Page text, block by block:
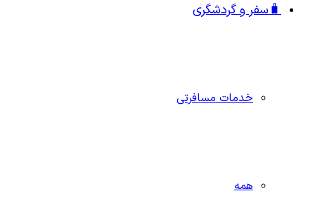
🧳سفر و گردشگری
خدمات مسافرتی
همه